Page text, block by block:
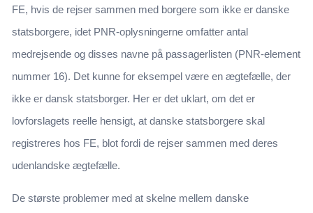
FE, hvis de rejser sammen med borgere som ikke er danske
statsborgere, idet PNR-oplysningerne omfatter antal
medrejsende og disses navne på passagerlisten (PNR-element
nummer 16). Det kunne for eksempel være en ægtefælle, der
ikke er dansk statsborger. Her er det uklart, om det er
lovforslagets reelle hensigt, at danske statsborgere skal
registreres hos FE, blot fordi de rejser sammen med deres
udenlandske ægtefælle.
De største problemer med at skelne mellem danske